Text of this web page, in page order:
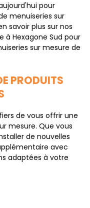
pour
menuiseries sur
savoir plus sur nos
à Hexagone Sud pour
sur mesure de
PRODUITS
de vous offrir une
mesure. Que vous
de nouvelles
avec
adaptées à votre